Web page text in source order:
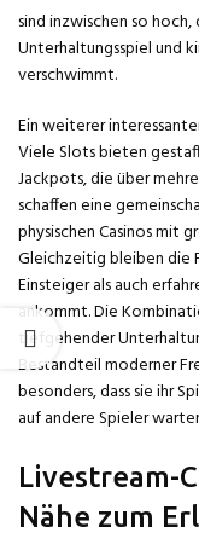
sind inzwischen so
Unterhaltungsspiel und
verschwimmt.
Ein weiterer
Viele Slots bieten
Jackpots, die über
schaffen eine
physischen Casinos mit
Gleichzeitig bleiben die
Einsteiger als auch
ankommt. Die
tiefgehender
Bestandteil moderner
besonders, dass sie ihr
auf andere Spieler
Livestream-
Nähe zum